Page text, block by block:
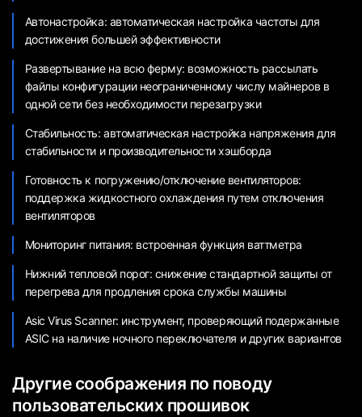
Автонастройка: автоматическая настройка частоты для
достижения большей эффективности
Развертывание на всю ферму: возможность рассылать
файлы конфигурации неограниченному числу майнеров в
одной сети без необходимости перезагрузки
Стабильность: автоматическая настройка напряжения для
стабильности и производительности хэшборда
Готовность к погружению/отключение вентиляторов:
поддержка жидкостного охлаждения путем отключения
вентиляторов
Мониторинг питания: встроенная функция ваттметра
Нижний тепловой порог: снижение стандартной защиты от
перегрева для продления срока службы машины
Asic Virus Scanner: инструмент, проверяющий подержанные
ASIC на наличие ночного переключателя и других вариантов
Другие соображения по поводу
пользовательских прошивок